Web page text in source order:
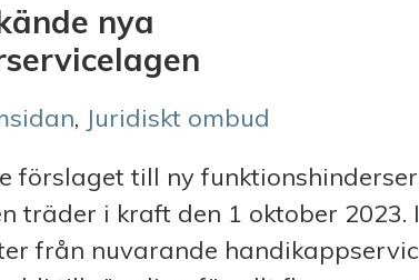
nya
, Juridiskt ombud
förslaget till ny
träder i kraft den 1 oktober 2023.
från nuvarande